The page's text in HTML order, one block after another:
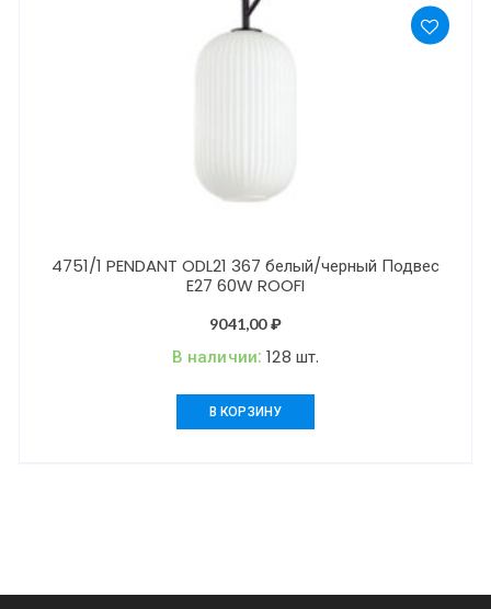
4751/1 PENDANT ODL21 367 белый/черный Подвес
E27 60W ROOFI
9041,00₽
В наличии:128 шт.
В КОРЗИНУ